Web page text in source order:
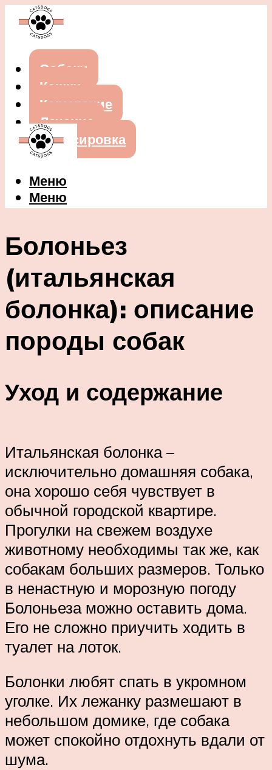
Собаки
Кошки
Кормление
Лечение
Дрессировка
Меню
Меню
Болоньез
(итальянская
болонка): описание
породы собак
Уход и содержание
Итальянская болонка –
исключительно домашняя собака,
она хорошо себя чувствует в
обычной городской квартире.
Прогулки на свежем воздухе
животному необходимы так же, как
собакам больших размеров. Только
в ненастную и морозную погоду
Болоньеза можно оставить дома.
Его не сложно приучить ходить в
туалет на лоток.
Болонки любят спать в укромном
уголке. Их лежанку размешают в
небольшом домике, где собака
может спокойно отдохнуть вдали от
шума.